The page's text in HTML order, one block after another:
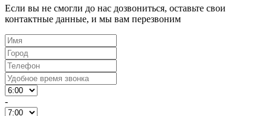
Если вы не смогли до нас дозвониться, оставьте свои
контактные данные, и мы вам перезвоним
-